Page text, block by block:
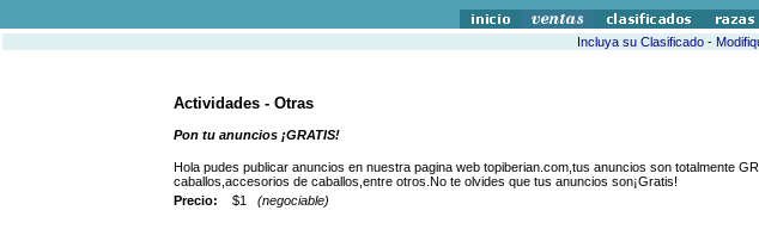
Incluya su Clasificado-
Actividades - Otras
Pon tu anuncios ¡GRATIS!
Hola pudes publicar anuncios en nuestra pagina web topiberian.com,tus anuncios son totalmente
caballos,accesorios de caballos,entre otros.No te olvides que tus anuncios son¡Gratis!
Precio: $1 (negociable)